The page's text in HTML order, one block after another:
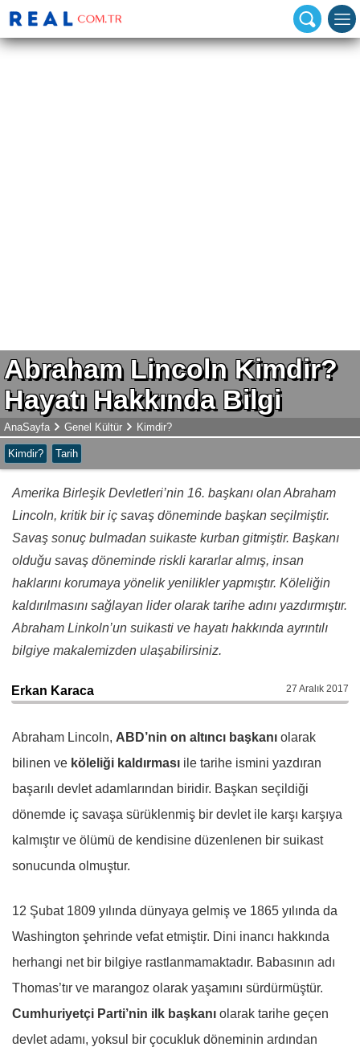
Abraham Lincoln Kimdir?
Hayatı Hakkında Bilgi
AnaSayfa Genel Kültür Kimdir?
Kimdir? Tarih
Amerika Birleşik Devletleri’nin 16. başkanı olan Abraham
Lincoln, kritik bir iç savaş döneminde başkan seçilmiştir.
Savaş sonuç bulmadan suikaste kurban gitmiştir. Başkanı
olduğu savaş döneminde riskli kararlar almış, insan
haklarını korumaya yönelik yenilikler yapmıştır. Köleliğin
kaldırılmasını sağlayan lider olarak tarihe adını yazdırmıştır.
Abraham Linkoln’un suikasti ve hayatı hakkında ayrıntılı
bilgiye makalemizden ulaşabilirsiniz.
Erkan Karaca 27 Aralık 2017
Abraham Lincoln, ABD’nin on altıncı başkanı olarak
bilinen ve köleliği kaldırması ile tarihe ismini yazdıran
başarılı devlet adamlarından biridir. Başkan seçildiği
dönemde iç savaşa sürüklenmiş bir devlet ile karşı karşıya
kalmıştır ve ölümü de kendisine düzenlenen bir suikast
sonucunda olmuştur.
12 Şubat 1809 yılında dünyaya gelmiş ve 1865 yılında da
Washington şehrinde vefat etmiştir. Dini inancı hakkında
herhangi net bir bilgiye rastlanmamaktadır. Babasının adı
Thomas’tır ve marangoz olarak yaşamını sürdürmüştür.
Cumhuriyetçi Parti’nin ilk başkanı olarak tarihe geçen
devlet adamı, yoksul bir çocukluk döneminin ardından